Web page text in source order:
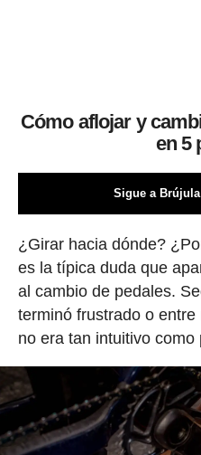
Cómo aflojar y
en 5
Sigue a
¿Girar hacia dónde?
es la típica duda que
al cambio de pedales.
terminó frustrado o
no era tan intuitivo como